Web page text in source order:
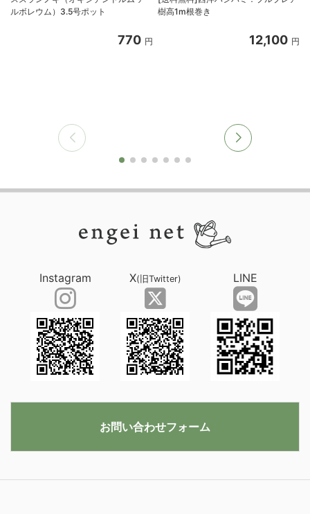
ルボレウム）3.5号ポット
770 円
樹高1m根巻き
12,100 円
Instagram X(旧Twitter) LINE
お問い合わせフォーム